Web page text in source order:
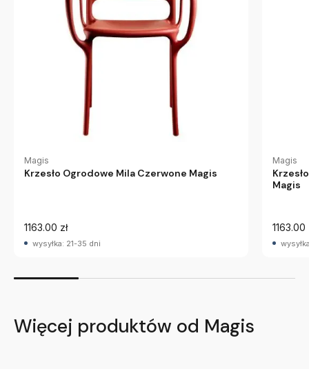
Magis
Krzesło Ogrodowe Mila Czerwone Magis
1163.00 zł
wysyłka: 21-35 dni
Magis
Magis
1163.00
Więcej produktów od Magis